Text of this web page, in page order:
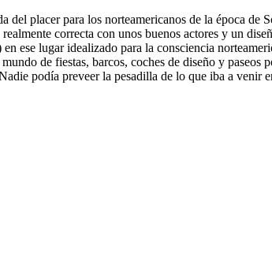
placer para los norteamericanos de la época de
correcta con unos buenos actores y un
ese lugar idealizado para la consciencia
de fiestas, barcos, coches de diseño y paseos
podía preveer la pesadilla de lo que iba a venir